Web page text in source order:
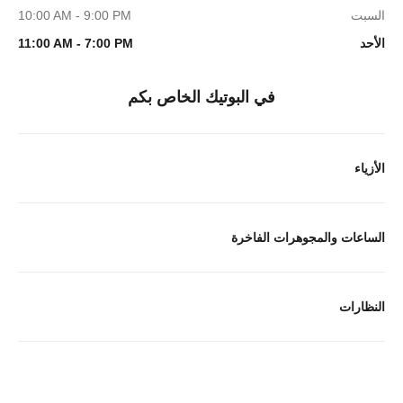
السبت
10:00 AM - 9:00 PM
الأحد
11:00 AM - 7:00 PM
في البوتيك الخاص بكم
الأزياء
الساعات والمجوهرات الفاخرة
النظارات